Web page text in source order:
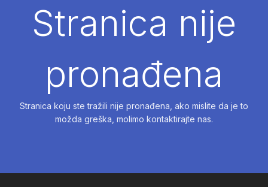
Stranica nije
pronađena
Stranica koju ste tražili nije pronađena, ako mislite da je to
možda greška, molimo kontaktirajte nas.